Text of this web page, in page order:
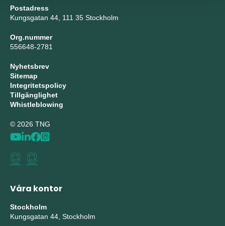
Postadress
Kungsgatan 44, 111 35 Stockholm
Org.nummer
556648-2781
Nyhetsbrev
Sitemap
Integritetspolicy
Tillgänglighet
Whistleblowing
© 2026 TNG
Våra kontor
Stockholm
Kungsgatan 44, Stockholm